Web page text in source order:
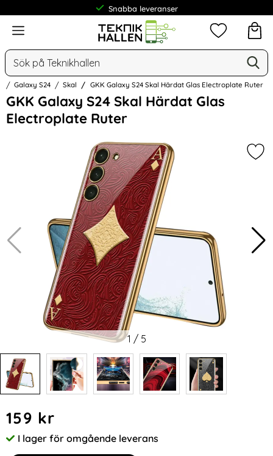
Frakt från 19 kr
Meny
Sök
Mina
Galaxy S24 Skal GKK Galaxy S24 Skal Härdat Glas Electroplate Ruter
GKK Galaxy S24 Skal Härdat Glas
Electroplate Ruter
Hoppa
över
Bilder
1 / 5
pris
159 kr
Tillgänglighet:
I lager för omgående leverans